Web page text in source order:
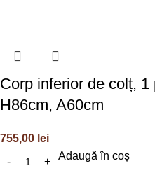
Corp inferior de colț,
H86cm, A60cm
755,00 lei
Adaugă în coș